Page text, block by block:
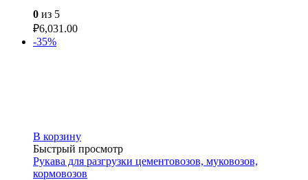
0 из 5
₽6,031.00
-35%
В корзину
Быстрый просмотр
Рукава для разгрузки цементовозов, муковозов,
кормовозов